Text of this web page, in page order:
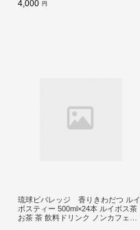
4,000 円
琉球ビバレッジ 香りきわだつ ルイ
ボスティー 500ml×24本 ルイボス茶
お茶 茶 飲料ドリンク ノンカフェイ